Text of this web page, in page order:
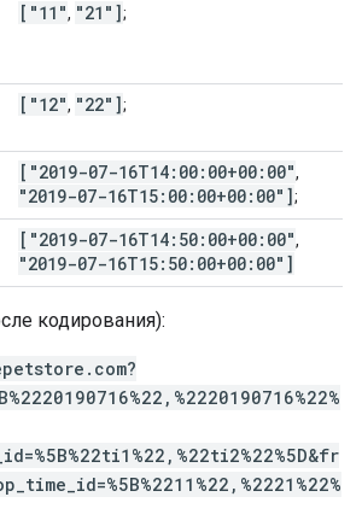
["11", "21"];
["12", "22"];
["2019-07-16T14:00:00+00:00",
"2019-07-16T15:00:00+00:00"];
["2019-07-16T14:50:00+00:00",
"2019-07-16T15:50:00+00:00"]
кодирования):